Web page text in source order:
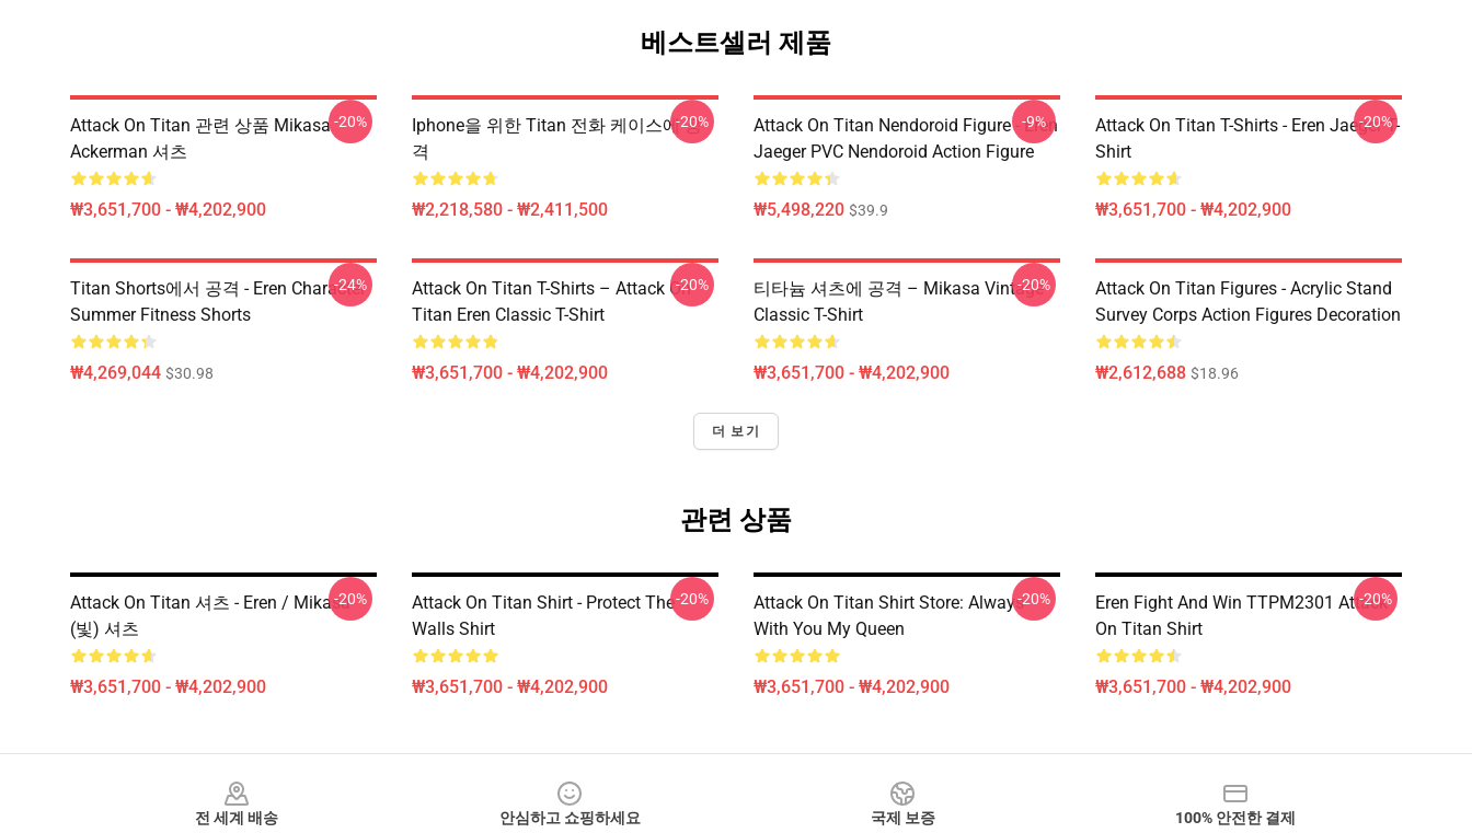
베스트셀러 제품
Attack On Titan 관련 상품 Mikasa
Ackerman 셔츠
₩3,651,700 - ₩4,202,900
-20%
Iphone을 위한 Titan 전화 케이스에 공
격
₩2,218,580 - ₩2,411,500
-20%
Attack On Titan Nendoroid Figure - Eren
Jaeger PVC Nendoroid Action Figure
₩5,498,220 $39.9
-9%
Attack On Titan T-Shirts - Eren Jaeger T-
Shirt
₩3,651,700 - ₩4,202,900
-20%
Titan Shorts에서 공격 - Eren Character
Summer Fitness Shorts
₩4,269,044 $30.98
-24%
Attack On Titan T-Shirts – Attack On
Titan Eren Classic T-Shirt
₩3,651,700 - ₩4,202,900
-20%
티타늄 셔츠에 공격 – Mikasa Vintage
Classic T-Shirt
₩3,651,700 - ₩4,202,900
-20%
Attack On Titan Figures - Acrylic Stand
Survey Corps Action Figures Decoration
₩2,612,688 $18.96
더 보기
관련 상품
Attack On Titan 셔츠 - Eren / Mikasa
(빛) 셔츠
₩3,651,700 - ₩4,202,900
-20%
Attack On Titan Shirt - Protect The
Walls Shirt
₩3,651,700 - ₩4,202,900
-20%
Attack On Titan Shirt Store: Always
With You My Queen
₩3,651,700 - ₩4,202,900
-20%
Eren Fight And Win TTPM2301 Attack
On Titan Shirt
₩3,651,700 - ₩4,202,900
-20%
전 세계 배송
안심하고 쇼핑하세요
국제 보증
100% 안전한 결제